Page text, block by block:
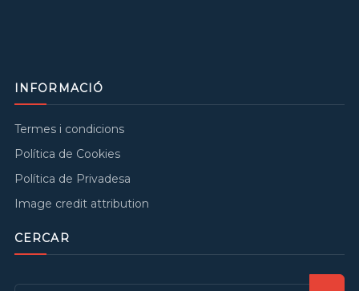
INFORMACIÓ
Termes i condicions
Política de Cookies
Política de Privadesa
Image credit attribution
CERCAR